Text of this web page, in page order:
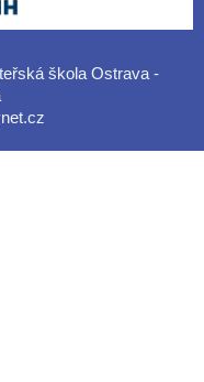
škola Ostrava -